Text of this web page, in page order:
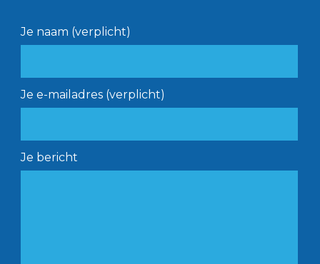
Je naam (verplicht)
Je e-mailadres (verplicht)
Je bericht